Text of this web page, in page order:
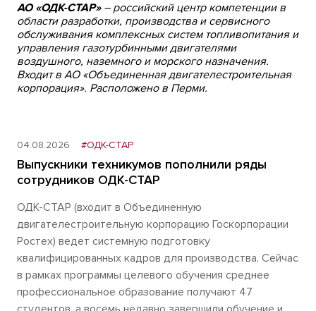
АО «ОДК-СТАР»– российский центр компетенции в
области разработки, производства и сервисного
обслуживания комплексных систем топливопитания и
управления газотурбинными двигателями
воздушного, наземного и морского назначения.
Входит в АО «Объединенная двигателестроительная
корпорация». Расположено в Перми.
04.08.2026 #ОДК-СТАР
Выпускники техникумов пополнили ряды
сотрудников ОДК-СТАР
ОДК-СТАР (входит в Объединенную
двигателестроительную корпорацию Госкорпорации
Ростех) ведет системную подготовку
квалифицированных кадров для производства. Сейчас
в рамках программы целевого обучения среднее
профессиональное образование получают 47